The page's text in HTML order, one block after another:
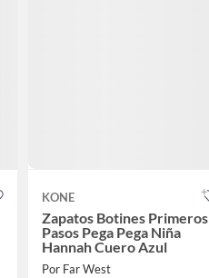
KONE
Zapatos Botines Primeros
Pasos Pega Pega Niña
Hannah Cuero Azul
Por Far West